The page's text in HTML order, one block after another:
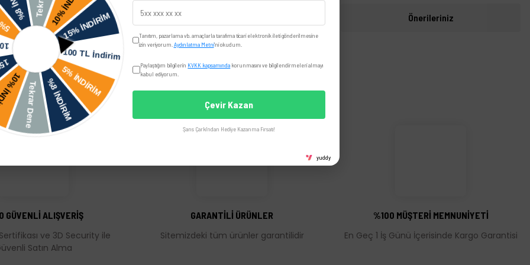
Yorumlar Önerileriniz
GÜVENLİ ALIŞVERİŞ
ve 3D Security ile
Satın Alma
GARANTİLİ ÜRÜNLER
Sitemizdeki tüm ürünler garantilidir
%100 MÜŞTERİ MEMNUNİYETİ
En Geç 1 İş Günü İçerisinde Kargo Garantisi
Tanıtım, pazarlama vb. amaçlarla tarafıma ticari elektronik ileti gönderilmesine
izin veriyorum. Aydınlatma Metni'ni okudum.
Paylaştığım bilgilerin KVKK kapsamında korunmasını ve bilgilendirmeleri almayı
kabul ediyorum.
Çevir Kazan
Şans Çarkı'ndan Hediye Kazanma Fırsatı!
yuddy